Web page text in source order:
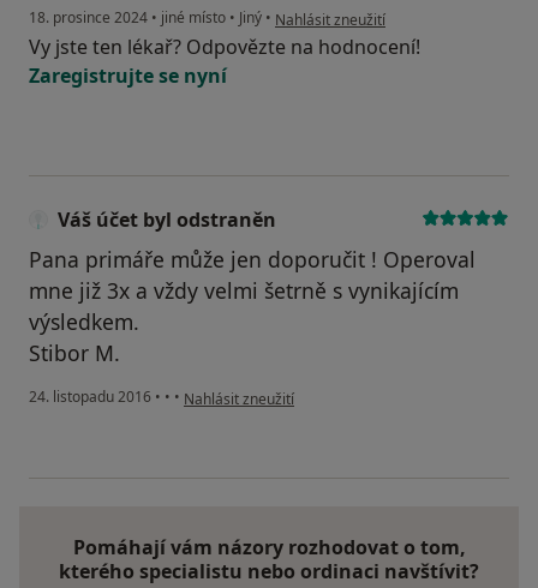
18. prosince 2024 • jiné místo • Jiný • podle názoru uživatele Karel
Nahlásit zneužití
Vy jste ten lékař? Odpovězte na hodnocení!
Zaregistrujte se nyní
Váš účet byl odstraněn
Pana primáře může jen doporučit ! Operoval
mne již 3x a vždy velmi šetrně s vynikajícím
výsledkem.
Stibor M.
24. listopadu 2016 • • • podle názoru uživatele Váš účet byl odstraněn
Nahlásit zneužití
Pomáhají vám názory rozhodovat o tom,
kterého specialistu nebo ordinaci navštívit?